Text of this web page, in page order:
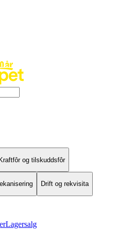
og tilskuddsfôr
Drift og rekvisita
Lagersalg